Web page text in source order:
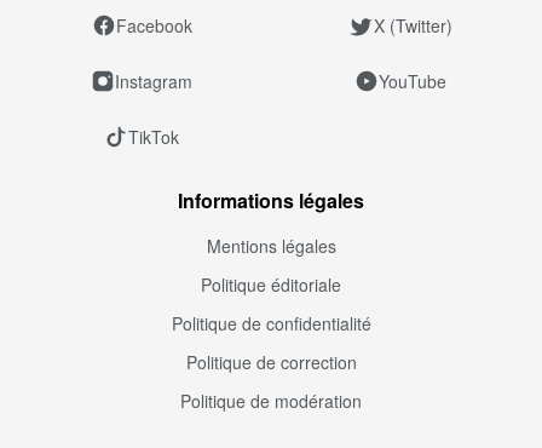
Facebook X (Twitter)
Instagram YouTube
TikTok
Informations légales
Mentions légales
Politique éditoriale
Politique de confidentialité
Politique de correction
Politique de modération